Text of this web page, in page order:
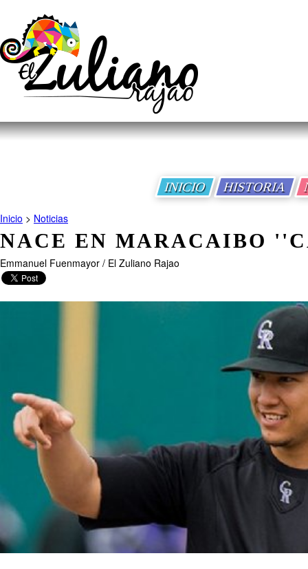
INICIO HISTORIA
Inicio > Noticias
NACE EN MARACAIBO
Emmanuel Fuenmayor / El Zuliano Rajao